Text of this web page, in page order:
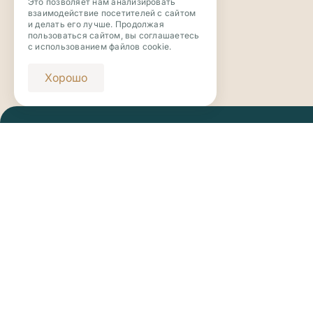
взаимодействие посетителей с сайтом
и делать его лучше. Продолжая
пользоваться сайтом, вы соглашаетесь
с использованием файлов cookie.
Хорошо